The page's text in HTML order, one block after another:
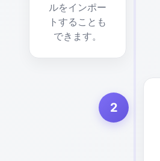
ルをインポー
トすることも
できます。
2